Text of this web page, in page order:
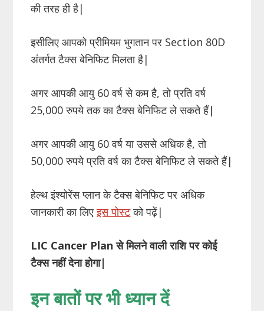
की तरह ही है|
इसीलिए आपको प्रीमियम भुगतान पर Section 80D
अंतर्गत टैक्स बेनिफिट मिलता है|
अगर आपकी आयु 60 वर्ष से कम है, तो प्रति वर्ष
25,000 रुपये तक का टैक्स बेनिफिट ले सकते हैं|
अगर आपकी आयु 60 वर्ष या उससे अधिक है, तो
50,000 रुपये प्रति वर्ष का टैक्स बेनिफिट ले सकते हैं|
हेल्थ इंश्योरेंस प्लान के टैक्स बेनिफिट पर अधिक
जानकारी का लिएइस पोस्टको पढ़ें|
LIC Cancer Plan से मिलने वाली राशि पर कोई
टैक्स नहीं देना होगा|
इन बातों पर भी ध्यान दें